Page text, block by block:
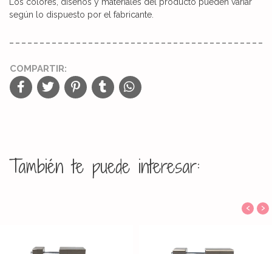
según lo dispuesto por el fabricante.
COMPARTIR:
También te puede interesar:
‹ ›